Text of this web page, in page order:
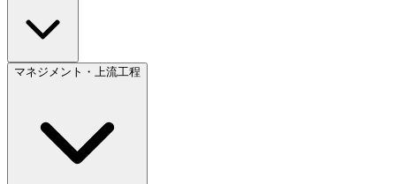
マネジメント・上流工程